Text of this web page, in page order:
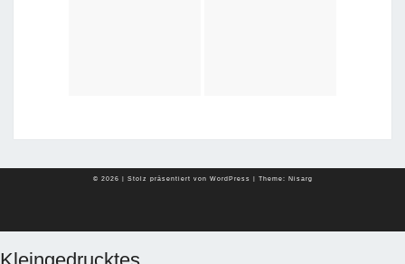
© 2026 Stolz präsentiert von WordPress Theme: Nisarg